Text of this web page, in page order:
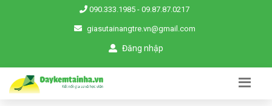
090.333.1985 - 09.87.87.0217
giasutainangtre.vn@gmail.com
Đăng nhập